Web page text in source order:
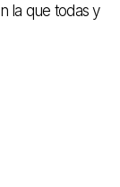
la que todas y